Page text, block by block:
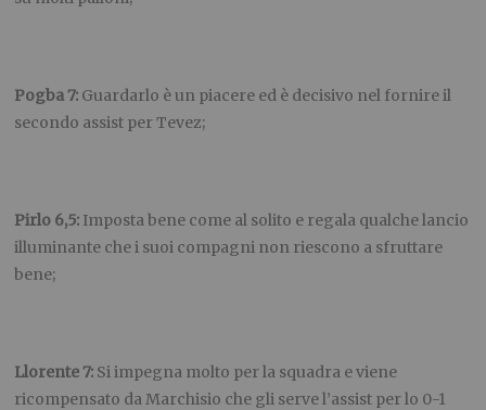
Pogba 7: Guardarlo è un piacere ed è decisivo nel fornire il
secondo assist per Tevez;
Pirlo 6,5: Imposta bene come al solito e regala qualche lancio
illuminante che i suoi compagni non riescono a sfruttare
bene;
Llorente 7: Si impegna molto per la squadra e viene
ricompensato da Marchisio che gli serve l’assist per lo 0-1